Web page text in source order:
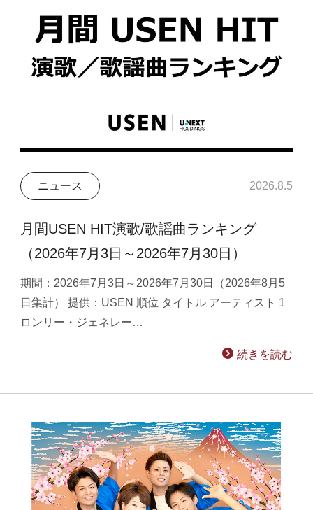
ニュース 2026.8.5
月間USEN HIT演歌/歌謡曲ランキング
（2026年7月3日～2026年7月30日）
期間：2026年7月3日～2026年7月30日（2026年8月5
日集計） 提供：USEN 順位 タイトル アーティスト 1
ロンリー・ジェネレー…
続きを読む